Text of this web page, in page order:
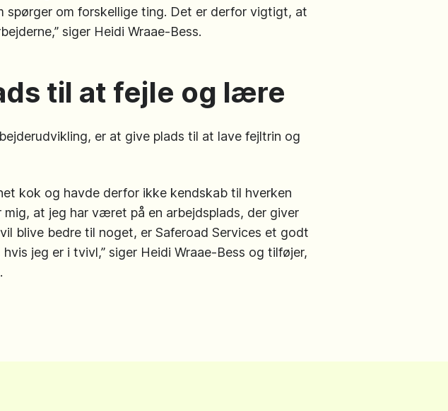
spørger om forskellige ting. Det er derfor vigtigt, at
siger Heidi Wraae-Bess.
til at fejle og lære
er at give plads til at lave fejltrin og
kok og havde derfor ikke kendskab til hverken
at jeg har været på en arbejdsplads, der giver
blive bedre til noget, er Saferoad Services et godt
jeg er i tvivl,” siger Heidi Wraae-Bess og tilføjer,